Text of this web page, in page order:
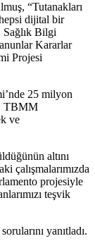
“Tutanakları
dijital bir
Bilgi
Kararlar
Projesi
25 milyon
TBMM
ve
altını
çalışmalarımızda
projesiyle
teşvik
yanıtladı.